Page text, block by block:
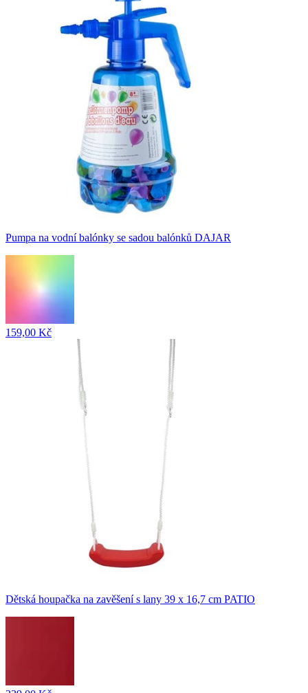
Pumpa na vodní balónky se sadou balónků DAJAR
159,00 Kč
Dětská houpačka na zavěšení s lany 39 x 16,7 cm PATIO